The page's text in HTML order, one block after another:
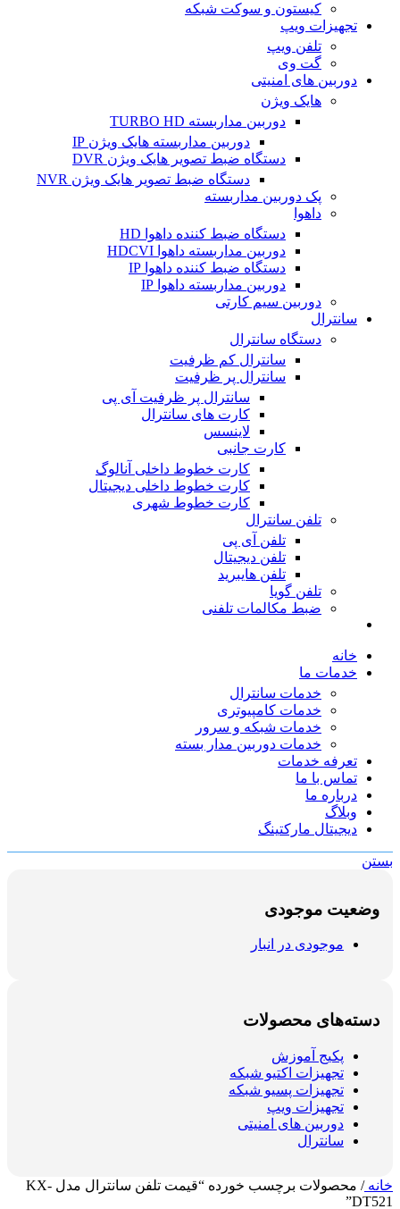
کیستون و سوکت شبکه
تجهیزات ویپ
تلفن ویپ
گت وی
دوربین های امنیتی
هایک ویژن
دوربین مداربسته TURBO HD
دوربین مداربسته هایک ویژن IP
دستگاه ضبط تصویر هایک ویژن DVR
دستگاه ضبط تصویر هایک ویژن NVR
پک دوربین مداربسته
داهوا
دستگاه ضبط کننده داهوا HD
دوربین مداربسته داهوا HDCVI
دستگاه ضبط کننده داهوا IP
دوربین مداربسته داهوا IP
دوربین سیم کارتی
سانترال
دستگاه سانترال
سانترال کم ظرفیت
سانترال پر ظرفیت
سانترال پر ظرفیت آی پی
کارت های سانترال
لاینسس
کارت جانبی
کارت خطوط داخلی آنالوگ
کارت خطوط داخلی دیجیتال
کارت خطوط شهری
تلفن سانترال
تلفن آی پی
تلفن دیجیتال
تلفن هایبرید
تلفن گویا
ضبط مکالمات تلفنی
خانه
خدمات ما
خدمات سانترال
خدمات کامپیوتری
خدمات شبکه و سرور
خدمات دوربین مدار بسته
تعرفه خدمات
تماس با ما
درباره ما
وبلاگ
دیجیتال مارکتینگ
بستن
وضعیت موجودی
موجودی در انبار
دسته‌های محصولات
پکیج آموزش
تجهیزات اکتیو شبکه
تجهیزات پسیو شبکه
تجهیزات ویپ
دوربین های امنیتی
سانترال
خانه/
محصولات برچسب خورده “قیمت تلفن سانترال مدل KX-
DT521”